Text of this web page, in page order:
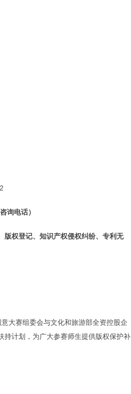
询电话）
版权登记、知识产权侵权纠纷、专利无
大赛组委会与文化和旅游部全资控股企
计划，为广大参赛师生提供版权保护补